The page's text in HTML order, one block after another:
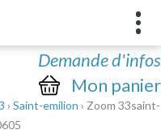
Demande d'infos
Mon panier
› Saint-emilion › Zoom 33saint-